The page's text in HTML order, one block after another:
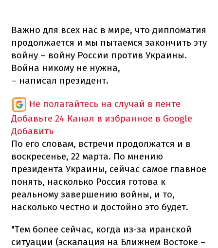
Важно для всех нас в мире, что дипломатия
продолжается и мы пытаемся закончить эту
войну – войну России против Украины.
Война никому не нужна,
– написал президент.
Не полагайтесь на случай в ленте
Добавьте 24 Канал в избранное в Google
Добавить
По его словам, встречи продолжатся и в
воскресенье, 22 марта. По мнению
президента Украины, сейчас самое главное
понять, насколько Россия готова к
реальному завершению войны, и то,
насколько честно и достойно это будет.
"Тем более сейчас, когда из-за иранской
ситуации (эскалация на Ближнем Востоке –